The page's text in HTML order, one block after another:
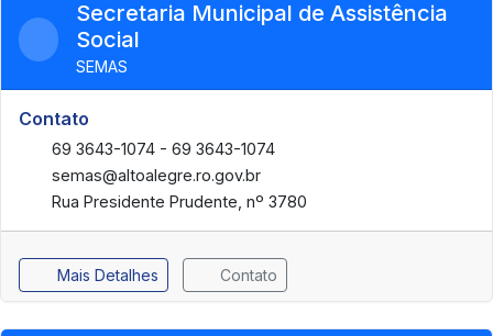
Secretaria Municipal de Assistência
Social
SEMAS
Contato
69 3643-1074 - 69 3643-1074
semas@altoalegre.ro.gov.br
Rua Presidente Prudente, nº 3780
Mais Detalhes Contato